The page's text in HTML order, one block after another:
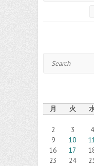
月 火
2
3 4
9
10
16
17
23
24